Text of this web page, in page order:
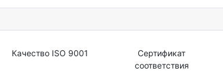
Качество ISO 9001
Сертификат
соответствия